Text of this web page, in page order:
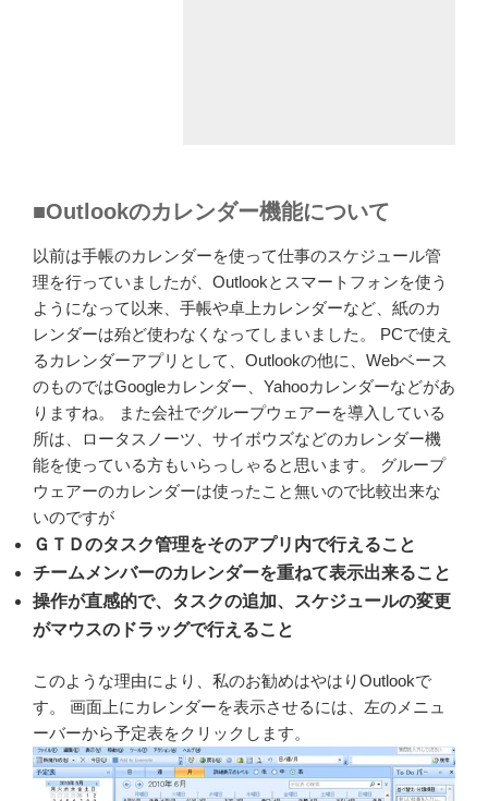
■Outlookのカレンダー機能について
以前は手帳のカレンダーを使って仕事のスケジュール管
理を行っていましたが、Outlookとスマートフォンを使う
ようになって以来、手帳や卓上カレンダーなど、紙のカ
レンダーは殆ど使わなくなってしまいました。 PCで使え
るカレンダーアプリとして、Outlookの他に、Webベース
のものではGoogleカレンダー、Yahooカレンダーなどがあ
りますね。 また会社でグループウェアーを導入している
所は、ロータスノーツ、サイボウズなどのカレンダー機
能を使っている方もいらっしゃると思います。 グループ
ウェアーのカレンダーは使ったこと無いので比較出来な
いのですが
ＧＴＤのタスク管理をそのアプリ内で行えること
チームメンバーのカレンダーを重ねて表示出来ること
操作が直感的で、タスクの追加、スケジュールの変更
がマウスのドラッグで行えること
このような理由により、私のお勧めはやはりOutlookで
す。 画面上にカレンダーを表示させるには、左のメニュ
ーバーから予定表をクリックします。